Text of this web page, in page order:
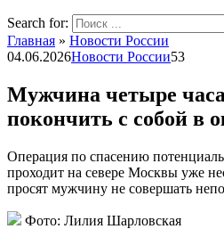
Search for:
Главная » Новости России
04.06.2026Новости России53
Мужчина четыре
покончить с собой в
Операция по спасению
проходит на севере Москвы уже
просят мужчину не совершать
Фото: Лилия Шарловская